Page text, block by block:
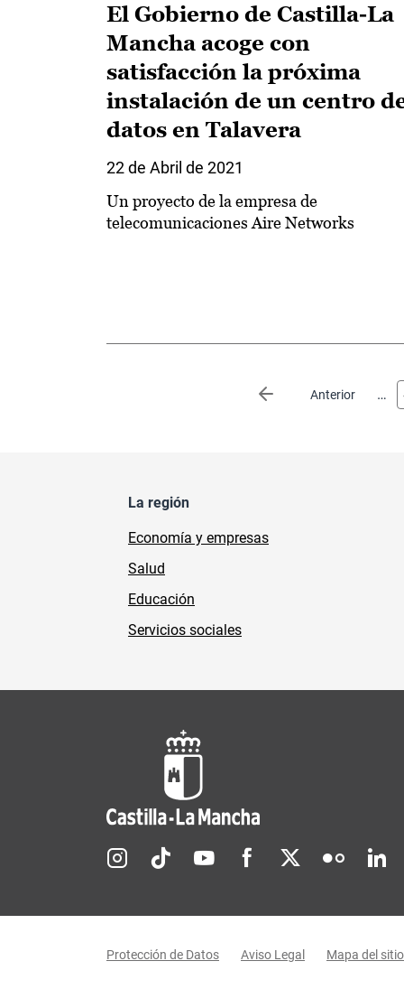
El Gobierno de Castilla-La
Mancha acoge con
satisfacción la próxima
instalación de un centro
datos en Talavera
22 de Abril de 2021
Un proyecto de la empresa de
telecomunicaciones Aire Networks
Anterior
Página anterior …
La región
Economía y empresas
Salud
Educación
Servicios sociales
Redes sociales JCCM
Protección de Datos Aviso Legal Mapa del sitio